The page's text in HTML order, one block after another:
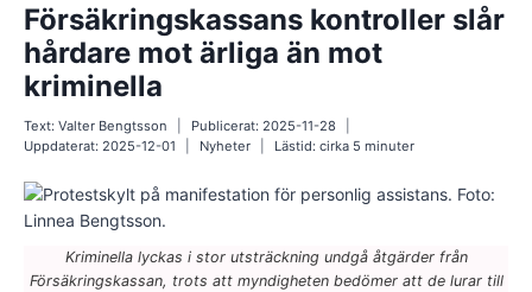
Försäkringskassans kontroller slår
hårdare mot ärliga än mot
kriminella
Text: Valter Bengtsson Publicerat: 2025-11-28
Uppdaterat: 2025-12-01 Nyheter Lästid: cirka 5minuter
Kriminella lyckas i stor utsträckning undgå åtgärder från
Försäkringskassan, trots att myndigheten bedömer att de lurar till